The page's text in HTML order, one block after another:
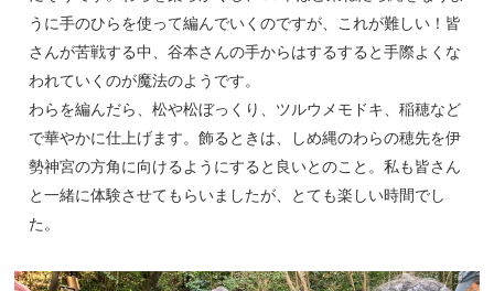
うに手のひらを使って編んでいくのですが、これが難しい！皆
さんが苦戦する中、谷本さんの手からはするすると手際よくな
われていくのが魔法のようです。
わらを編んだら、松や松ぼっくり、ツルウメモドキ、稲穂など
で華やかに仕上げます。飾るときは、しめ縄のわらの穂先を伊
勢神宮の方角に向けるようにすると良いとのこと。私も皆さん
と一緒に体験させてもらいましたが、とても楽しい時間でし
た。